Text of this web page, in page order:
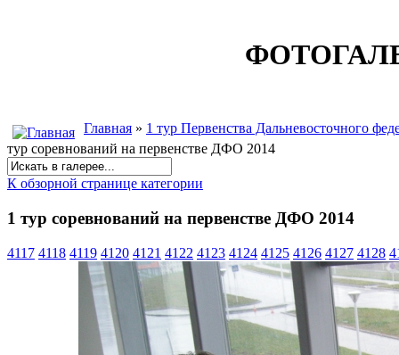
Главная » 1 тур Первенства Дальневосточного
тур соревнований на первенстве ДФО 2014
К обзорной странице категории
1 тур соревнований на первенстве ДФО 2014
4117 4118 4119 4120 4121 4122 4123 4124 4125 4126 4127 4128